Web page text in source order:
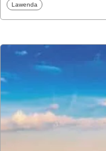
Fototapety
Lawenda